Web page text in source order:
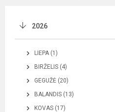
2026
LIEPA (1)
BIRŽELIS (4)
GEGUŽĖ (20)
BALANDIS (13)
KOVAS (17)